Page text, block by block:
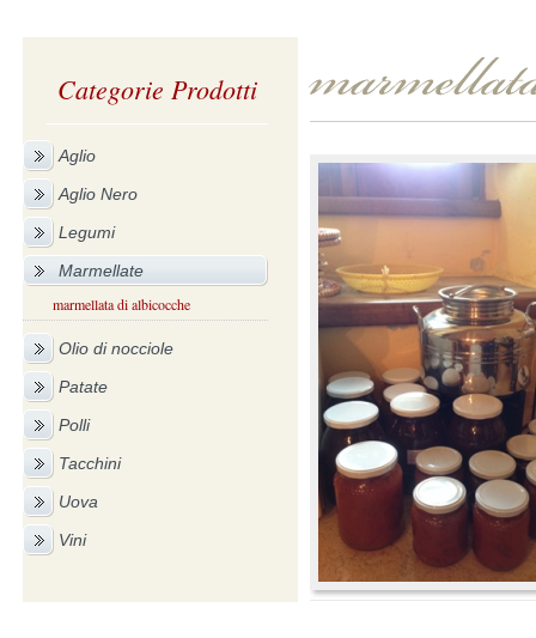
Categorie Prodotti
Aglio
Aglio Nero
Legumi
Marmellate
marmellata di albicocche
Olio di nocciole
Patate
Polli
Tacchini
Uova
Vini